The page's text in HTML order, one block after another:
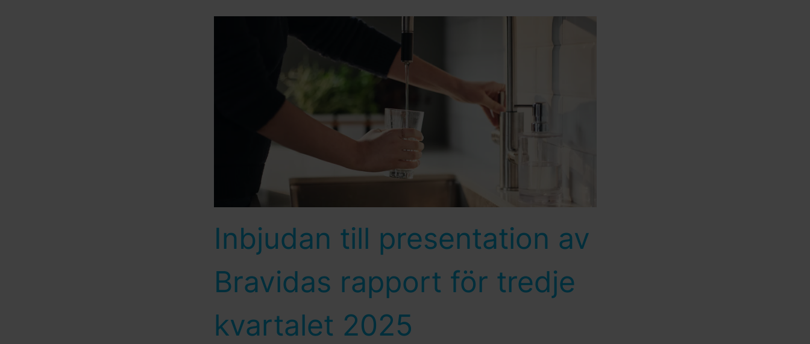
Inbjudan till presentation av
Bravidas rapport för tredje
kvartalet 2025